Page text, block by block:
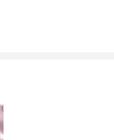
ス、キトサンサクシナ
ン、オリーブ果実
アリン酸)グリセリ
ール、オレイルアル